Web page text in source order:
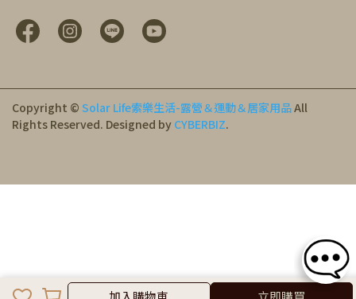
加入購物車
Copyright © Solar Life索樂生活-露營＆運動＆居家用品All
Rights Reserved. Designed by CYBERBIZ.